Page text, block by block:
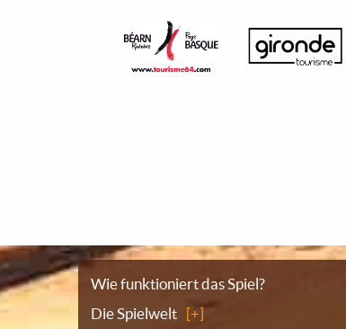
Sitemap
Wie funktioniert das Spiel?
Die Spielwelt